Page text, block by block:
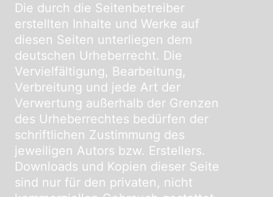
Die durch die Seitenbetreiber
erstellten Inhalte und Werke auf
diesen Seiten unterliegen dem
deutschen Urheberrecht. Die
Vervielfältigung, Bearbeitung,
Verbreitung und jede Art der
Verwertung außerhalb der Grenzen
des Urheberrechtes bedürfen der
schriftlichen Zustimmung des
jeweiligen Autors bzw. Erstellers.
Downloads und Kopien dieser Seite
sind nur für den privaten, nicht